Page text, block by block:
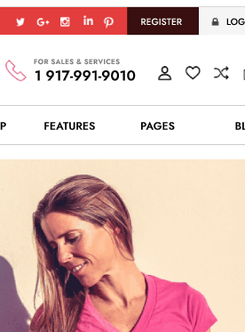
PārskatiLejupielādēt
Šī irFashion Estoreapakštēma.
Versija
Pēdējoreiz atjaunināts
Aktīvas instalācijas
WordPress versija
PHP versija
Tēmas sākumlapa